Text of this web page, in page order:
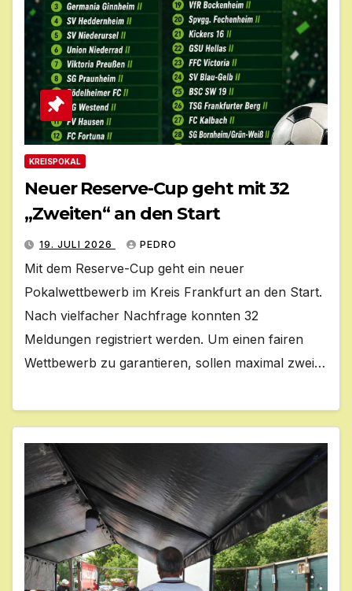
KREISPOKAL
Neuer Reserve-Cup geht mit 32
„Zweiten“ an den Start
19. JULI 2026 PEDRO
Mit dem Reserve-Cup geht ein neuer
Pokalwettbewerb im Kreis Frankfurt an den Start.
Nach vielfacher Nachfrage konnten 32
Meldungen registriert werden. Um einen fairen
Wettbewerb zu garantieren, sollen maximal zwei…